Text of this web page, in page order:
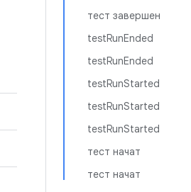
тест завершен
testRunEnded
testRunEnded
testRunStarted
testRunStarted
testRunStarted
тест начат
тест начат